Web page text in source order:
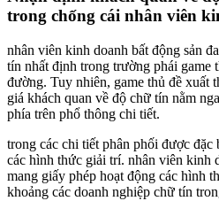
trong chống cái nhân viên
nhân viên kinh doanh bất động sản
tín nhất định trong trường phái game
đường. Tuy nhiên, game thủ đề xuất
giá khách quan về độ chữ tín nằm
phía trên phổ thông chi tiết.
trong các chi tiết phân phối được đặc
các hình thức giải trí. nhân viên kinh
mang giấy phép hoạt động các hình
khoảng các doanh nghiệp chữ tín